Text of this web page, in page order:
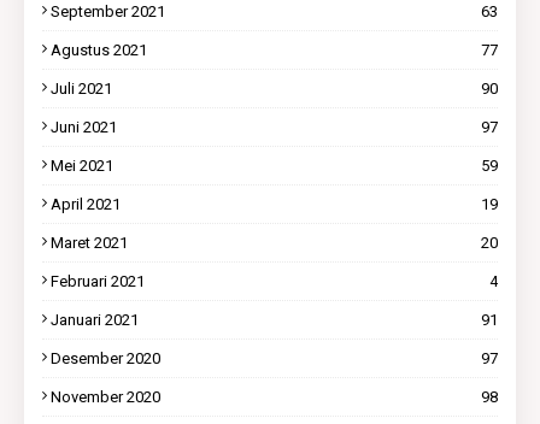
September 2021 63
Agustus 2021 77
Juli 2021 90
Juni 2021 97
Mei 2021 59
April 2021 19
Maret 2021 20
Februari 2021 4
Januari 2021 91
Desember 2020 97
November 2020 98